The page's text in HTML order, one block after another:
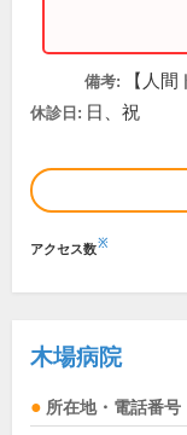
備考: 【人
休診日: 日、祝
アクセス数※
木場病院
所在地・電話番号